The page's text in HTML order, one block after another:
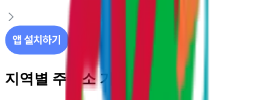
지역별 주유소 가격 정보